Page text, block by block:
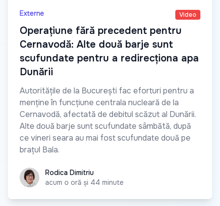
Externe Video
Operațiune fără precedent pentru
Cernavodă: Alte două barje sunt
scufundate pentru a redirecționa apa
Dunării
Autoritățile de la București fac eforturi pentru a
menține în funcțiune centrala nucleară de la
Cernavodă, afectată de debitul scăzut al Dunării.
Alte două barje sunt scufundate sâmbătă, după
ce vineri seara au mai fost scufundate două pe
brațul Bala.
Rodica Dimitriu
Rodica Dimitriu
acum o oră și 44 minute